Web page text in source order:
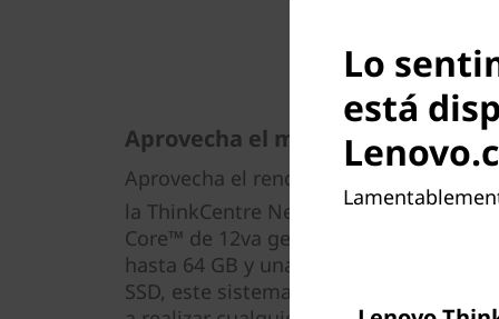
Aprovecha el momento, día tras
Aprovecha el rendimiento
la ThinkCentre Neo 50s (Intel). Con el
Core™ de 12va generación, reforzada
hasta 64 GB y una amplia capacidad
SSD, este sistema de sobremesa de
Lo
está